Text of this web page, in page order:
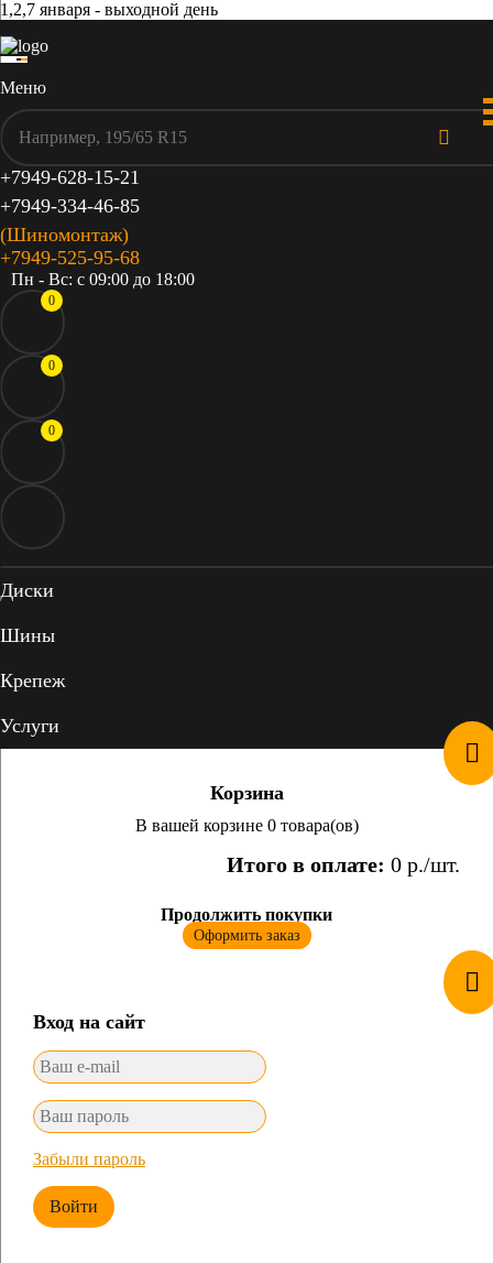
1,2,7 января - выходной день
Меню
+7949-628-15-21
+7949-334-46-85
(Шиномонтаж)
+7949-525-95-68
Пн - Вс: c 09:00 до 18:00
0
0
0
Диски
Шины
Крепеж
Услуги
Корзина
В вашей корзине 0 товара(ов)
Итого в оплате: 0 р./шт.
Продолжить покупки
Оформить заказ
Вход на сайт
Забыли пароль
Войти